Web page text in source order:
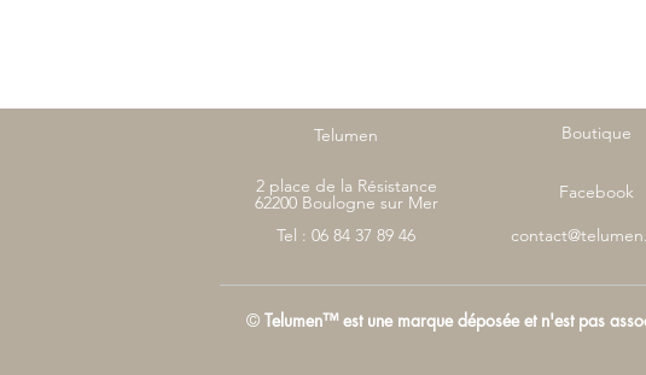
Telumen
2 place de la Résistance
62200 Boulogne sur Mer
Tel : 06 84 37 89 46
Boutique
Facebook
©Telumen™ est une marque déposée et n'est pas